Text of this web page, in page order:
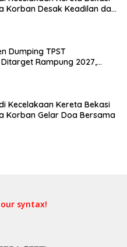
Korban Desak Keadilan dan
Dumping TPST
Rampung 2027,
Kecelakaan Kereta Bekasi
Korban Gelar Doa Bersama
syntax!